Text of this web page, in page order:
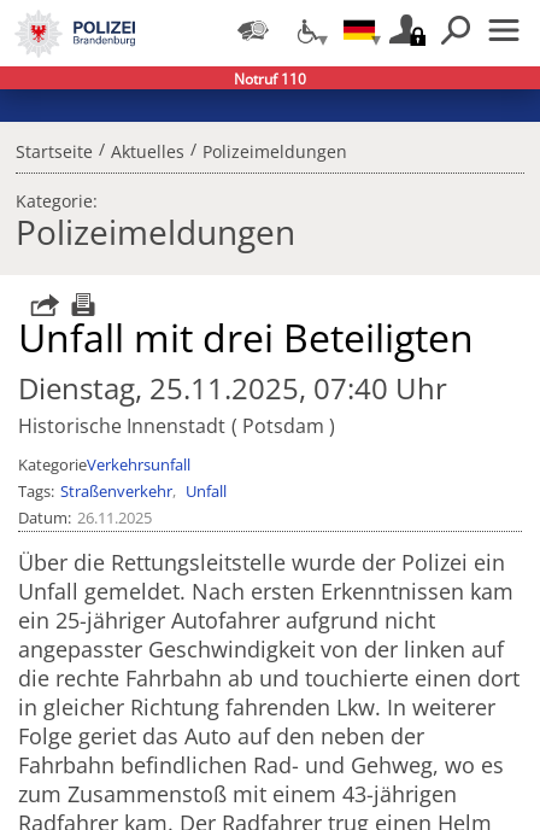
Startseite / Aktuelles / Polizeimeldungen
Kategorie:
Polizeimeldungen
Unfall mit drei Beteiligten
Dienstag, 25.11.2025, 07:40 Uhr
Historische Innenstadt Potsdam
KategorieVerkehrsunfall
Tags Straßenverkehr
Unfall
Datum 26.11.2025
Über die Rettungsleitstelle wurde der Polizei ein
Unfall gemeldet. Nach ersten Erkenntnissen kam
ein 25-jähriger Autofahrer aufgrund nicht
angepasster Geschwindigkeit von der linken auf
die rechte Fahrbahn ab und touchierte einen dort
in gleicher Richtung fahrenden Lkw. In weiterer
Folge geriet das Auto auf den neben der
Fahrbahn befindlichen Rad- und Gehweg, wo es
zum Zusammenstoß mit einem 43-jährigen
Radfahrer kam. Der Radfahrer trug einen Helm
Notruf 110